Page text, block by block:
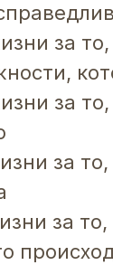
за
за
за то,
за то,